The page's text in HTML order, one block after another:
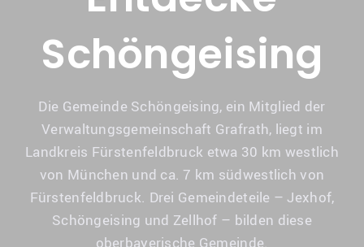
Schöngeising
Die Gemeinde Schöngeising, ein Mitglied der
Verwaltungsgemeinschaft Grafrath, liegt im
Landkreis Fürstenfeldbruck etwa 30 km westlich
von München und ca. 7 km südwestlich von
Fürstenfeldbruck. Drei Gemeindeteile – Jexhof,
Schöngeising und Zellhof – bilden diese
oberbayerische Gemeinde.